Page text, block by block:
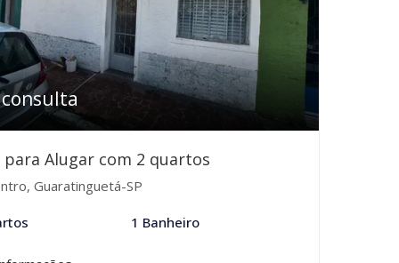
para Alugar com 2 quartos
Guaratinguetá-SP
1 Banheiro